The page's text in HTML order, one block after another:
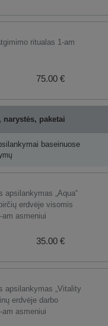
ritualas 1-am
75.00 €
paketai
baseinuose
apsilankymas „Aqua“
erdvėje visomis
am asmeniui
35.00 €
apsilankymas „Vitality
erdvėje darbo
am asmeniui